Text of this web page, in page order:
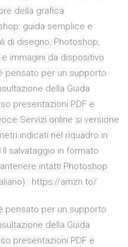
della grafica
guida semplice e
di disegno, Photoshop,
immagini da dispositivo
pensato per un supporto
della Guida
presentazioni PDF e
Servizi online si versione
indicati nel riquadro in
salvataggio in formato
intatti Photoshop
: https://amzn.to/
pensato per un supporto
della Guida
presentazioni PDF e